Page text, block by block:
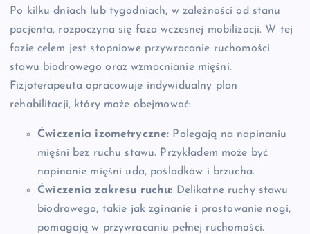
Po kilku dniach lub tygodniach, w zależności od stanu
pacjenta, rozpoczyna się faza wczesnej mobilizacji. W tej
fazie celem jest stopniowe przywracanie ruchomości
stawu biodrowego oraz wzmacnianie mięśni.
Fizjoterapeuta opracowuje indywidualny plan
rehabilitacji, który może obejmować:
Ćwiczenia izometryczne: Polegają na napinaniu
mięśni bez ruchu stawu. Przykładem może być
napinanie mięśni uda, pośladków i brzucha.
Ćwiczenia zakresu ruchu: Delikatne ruchy stawu
biodrowego, takie jak zginanie i prostowanie nogi,
pomagają w przywracaniu pełnej ruchomości.